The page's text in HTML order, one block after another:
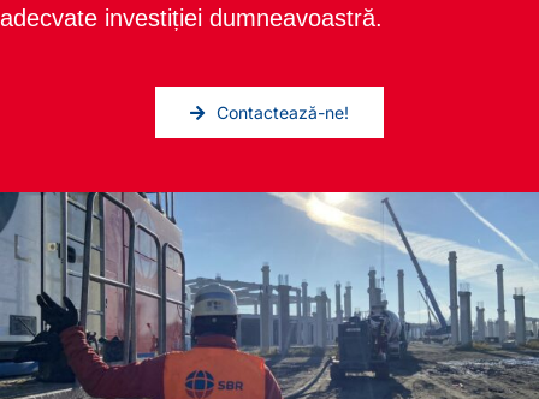
adecvate investiției dumneavoastră.
Contactează-ne!